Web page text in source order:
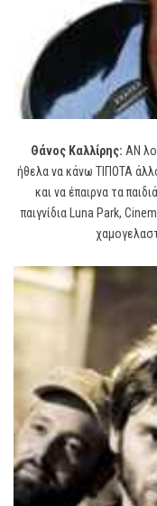
Θάνος Καλλίρης: ΑΝ
ήθελα να κάνω ΤΙΠΟΤΑ
και να έπαιρνα τα
παιγνίδια Luna Park,